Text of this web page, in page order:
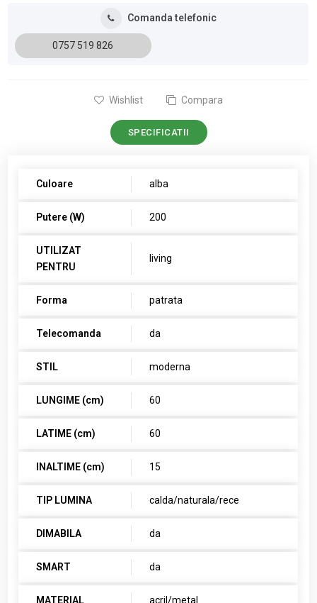
Comanda telefonic
0757 519 826
Wishlist Compara
SPECIFICATII
Culoare alba
Putere (W) 200
UTILIZAT
PENTRU
living
Forma patrata
Telecomanda da
STIL moderna
LUNGIME (cm) 60
LATIME (cm) 60
INALTIME (cm) 15
TIP LUMINA calda/naturala/rece
DIMABILA da
SMART da
MATERIAL acril/metal